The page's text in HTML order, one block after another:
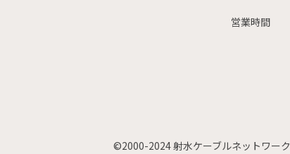
営業時間
©2000-2024 射水ケーブルネットワーク